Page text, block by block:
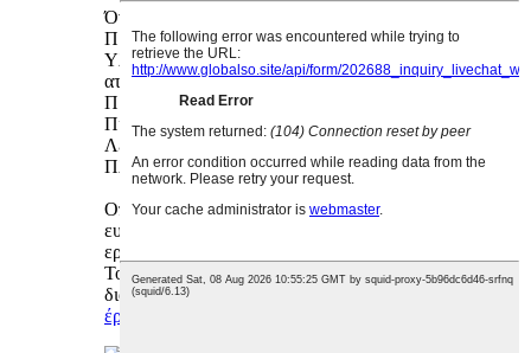
Όνομα: Φλάντζα άρθρωσης περιτυλίγματος
Πρότυπο: ASME B16.5
Υλικό: Ανθρακούχο Χάλυβας; Ανοξείδωτο
ατσάλι
Προδιαγραφές: 1/2"-24" DN15-600
Πίεση: Κλάση 150-Κλάση 2500
Λειτουργία σύνδεσης: Συγκόλληση
Πληρωμή: T/T, L/C, D/P, PayPal
Οποιεσδήποτε ερωτήσεις είμαστε στην
ευχάριστη θέση να απαντήσουμε, στείλτε τις
ερωτήσεις και τις παραγγελίες σας.
Το δείγμα αποθέματος είναι δωρεάν και
διαθέσιμο
έρευνα